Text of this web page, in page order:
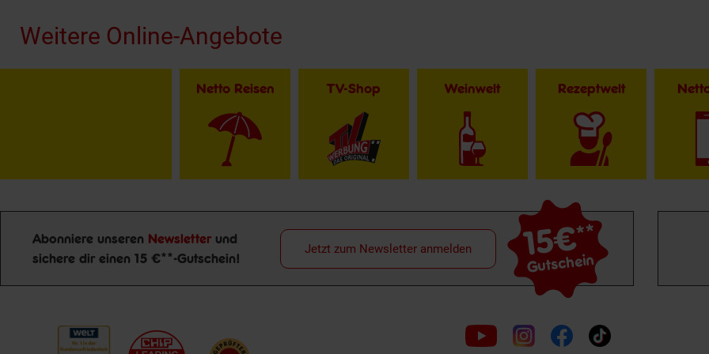
Weitere Online-Angebote
Netto Reisen TV-Shop Weinwelt Rezeptwelt
Newsletter Anmeldung
Abonniere unseren Newsletter und
sichere dir einen 15 €**-Gutschein!
15€**
Gutschein
Jetzt zum Newsletter anmelden
Folge
uns